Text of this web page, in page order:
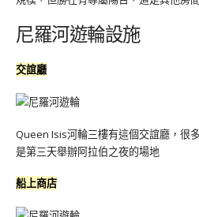
尼羅河遊輪設施
交誼廳
Queen Isis河輪三樓有這個交誼廳，很
是第三天舉辦阿拉伯之夜的場地
船上商店